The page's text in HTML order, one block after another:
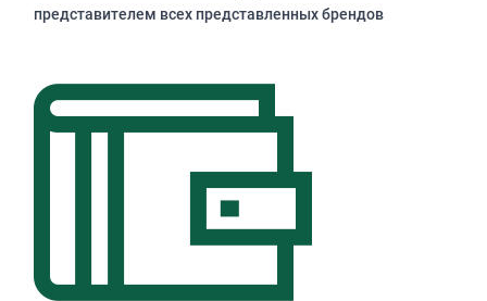
представителем всех представленных брендов